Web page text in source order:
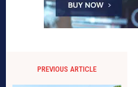
PREVIOUS ARTICLE